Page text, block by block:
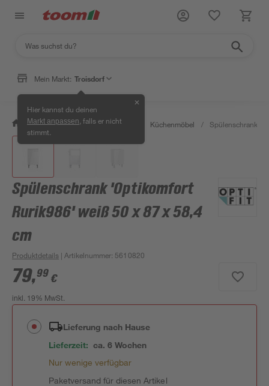
Mein Markt: Troisdorf
Hier kannst du deinen
Markt anpassen , falls er nicht
stimmt.
✕
/ Wohnen & Haushalt / Küche Küchenmöbel / Spülenschrank
Spülenschrank 'Optikomfort
Rurik986' weiß 50 x 87 x 58,4
cm
Produktdetails | Artikelnummer: 5610820
79,99 €
inkl. 19% MwSt.
Lieferung nach Hause
Lieferzeit: ca. 6 Wochen
Nur wenige verfügbar
Paketversand für diesen Artikel